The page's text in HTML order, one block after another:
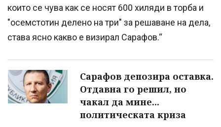
които се чува как се носят 600 хиляди в торба и
"осемстотин делено на три" за решаване на дела,
става ясно какво е визирал Сарафов.“
Сарафов депозира оставка.
Отдавна го решил, но
чакал да мине...
политическата криза